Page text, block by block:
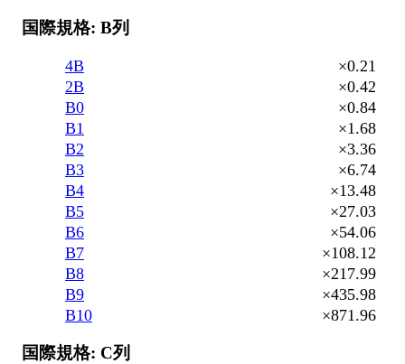
国際規格: B列
4B
×0.21
2B
×0.42
B0
×0.84
B1
×1.68
B2
×3.36
B3
×6.74
B4
×13.48
B5
×27.03
B6
×54.06
B7
×108.12
B8
×217.99
B9
×435.98
B10
×871.96
国際規格: C列